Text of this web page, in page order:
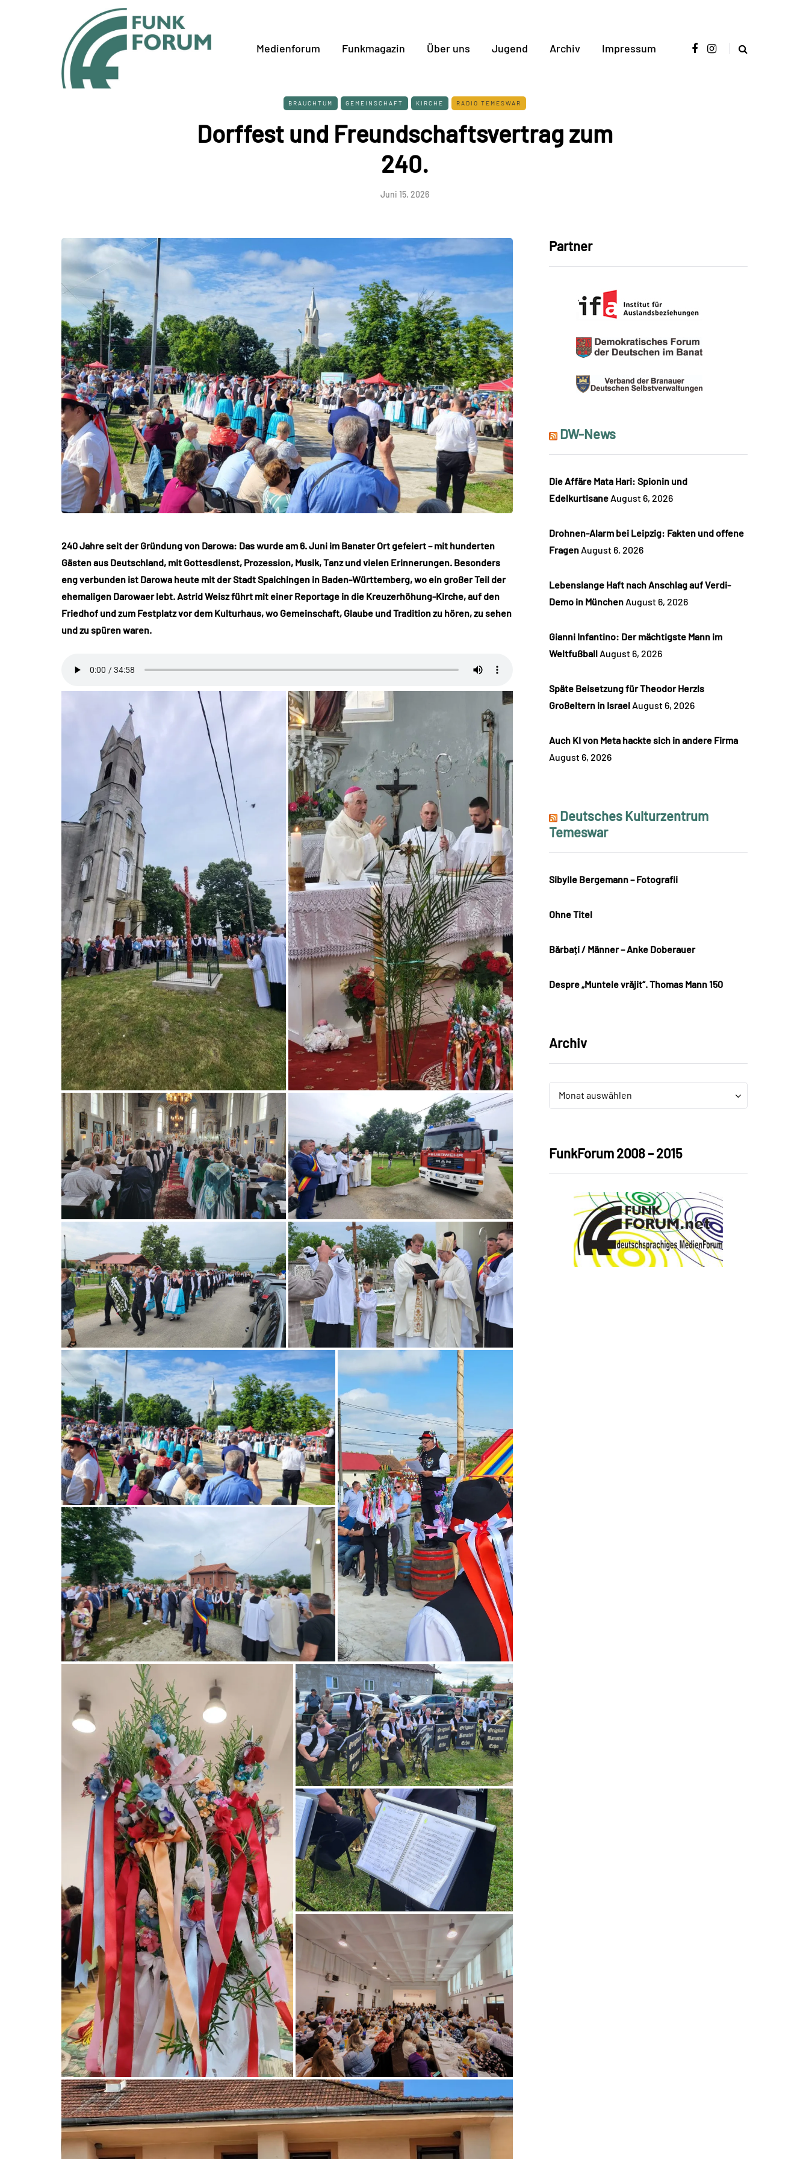
Medienforum Funkmagazin Über uns Jugend Archiv Impressum
BRAUCHTUM GEMEINSCHAFT KIRCHE RADIO TEMESWAR
Dorffest und Freundschaftsvertrag zum
240.
Juni 15, 2026
240 Jahre seit der Gründung von Darowa: Das wurde am 6. Juni im Banater Ort gefeiert – mit hunderten
Gästen aus Deutschland, mit Gottesdienst, Prozession, Musik, Tanz und vielen Erinnerungen. Besonders
eng verbunden ist Darowa heute mit der Stadt Spaichingen in Baden-Württemberg, wo ein großer Teil der
ehemaligen Darowaer lebt. Astrid Weisz führt mit einer Reportage in die Kreuzerhöhung-Kirche, auf den
Friedhof und zum Festplatz vor dem Kulturhaus, wo Gemeinschaft, Glaube und Tradition zu hören, zu sehen
und zu spüren waren.
Partner
DW-News
Die Affäre Mata Hari: Spionin und
Edelkurtisane August 6, 2026
Drohnen-Alarm bei Leipzig: Fakten und offene
Fragen August 6, 2026
Lebenslange Haft nach Anschlag auf Verdi-
Demo in München August 6, 2026
Gianni Infantino: Der mächtigste Mann im
Weltfußball August 6, 2026
Späte Beisetzung für Theodor Herzls
Großeltern in Israel August 6, 2026
Auch KI von Meta hackte sich in andere Firma
August 6, 2026
Deutsches Kulturzentrum
Temeswar
Sibylle Bergemann – Fotografii
Ohne Titel
Bărbați / Männer – Anke Doberauer
Despre „Muntele vrăjit“. Thomas Mann 150
Archiv
Archiv
Monat auswählen
Archiv
FunkForum 2008 – 2015